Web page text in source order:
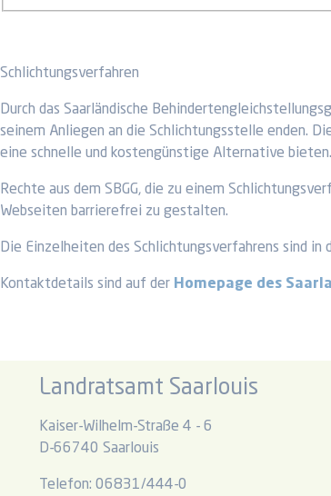
Schlichtungsverfahren
Durch das Saarländische
seinem Anliegen an die Schlichtungsstelle enden.
eine schnelle und kostengünstige Alternative
Rechte aus dem SBGG, die zu einem
Webseiten barrierefrei zu gestalten.
Die Einzelheiten des Schlichtungsverfahrens sind in
Kontaktdetails sind auf der Homepage des
Landratsamt Saarlouis
Kaiser-Wilhelm-Straße 4 - 6
D-66740 Saarlouis
Telefon: 06831/444-0